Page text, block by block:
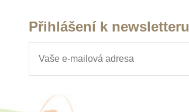
Skladem
Přihlášení k newsletteru